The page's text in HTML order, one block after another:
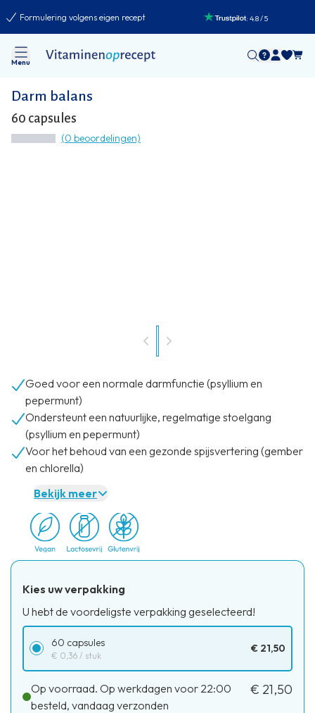
Formulering volgens eigen recept :4.8/5
Menu
Darm balans
60 capsules
(0 beoordelingen)
Goed voor een normale darmfunctie (psyllium en
pepermunt)
Ondersteunt een natuurlijke, regelmatige stoelgang
(psyllium en pepermunt)
Voor het behoud van een gezonde spijsvertering (gember
en chlorella)
Bekijk meer
Kies uw verpakking
U hebt de voordeligste verpakking geselecteerd!
60 capsules
€ 0,36 / stuk
€ 21,50
Op voorraad. Op werkdagen voor 22:00
besteld, vandaag verzonden
€ 21,50